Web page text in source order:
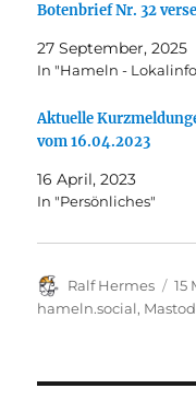
Botenbrief Nr. 32
27 September, 2025
In "Hameln -
Aktuelle
vom 16.04.2023
16 April, 2023
In "Persönliches"
Autor
Ralf Hermes 15
hameln.social,